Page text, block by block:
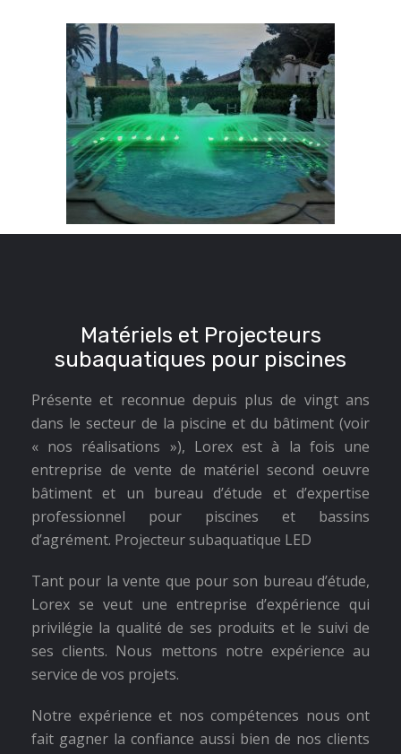
Matériels et Projecteurs
subaquatiques pour piscines
Présente et reconnue depuis plus de vingt ans
dans le secteur de la piscine et du bâtiment (voir
« nos réalisations »), Lorex est à la fois une
entreprise de vente de matériel second oeuvre
bâtiment et un bureau d’étude et d’expertise
professionnel pour piscines et bassins
d’agrément. Projecteur subaquatique LED
Tant pour la vente que pour son bureau d’étude,
Lorex se veut une entreprise d’expérience qui
privilégie la qualité de ses produits et le suivi de
ses clients. Nous mettons notre expérience au
service de vos projets.
Notre expérience et nos compétences nous ont
fait gagner la confiance aussi bien de nos clients